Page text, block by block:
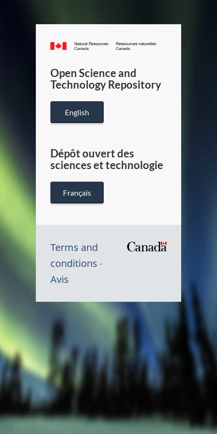
Canada.ca
/
Canada
Open Science and
Technology Repository
English
Dépôt ouvert des
sciences et technologie
Français
Terms and
conditions
Avis
Canada